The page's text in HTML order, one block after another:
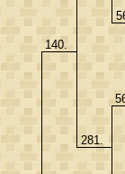
140.
281.